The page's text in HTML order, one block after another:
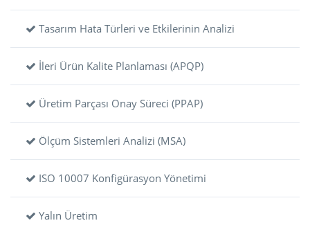
Tasarım Hata Türleri ve Etkilerinin Analizi
İleri Ürün Kalite Planlaması (APQP)
Üretim Parçası Onay Süreci (PPAP)
Ölçüm Sistemleri Analizi (MSA)
ISO 10007 Konfigürasyon Yönetimi
Yalın Üretim